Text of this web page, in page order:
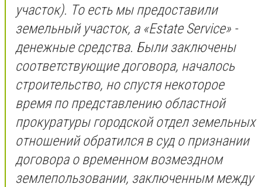
участок). То есть мы предоставили
земельный участок, а «Estate Service» -
денежные средства. Были заключены
соответствующие договора, началось
строительство, но спустя некоторое
время по представлению областной
прокуратуры городской отдел земельных
отношений обратился в суд о признании
договора о временном возмездном
землепользовании, заключенным между